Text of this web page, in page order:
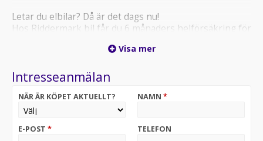
Letar du elbilar? Då är det dags nu!
Hos Riddermark bil får du 6 månaders helförsäkring för
Välj bland 700 leveransklara elbilar - Riddermark bil!
Riddermark Bil har Sveriges NÖJDASTE kunder enligt
*YTM69D* *Vi tar emot alla inbyten och erbjuder
hemleverans i hela Sverige!*
Köp din drömbil hos Riddermark Bil Järfälla! 08-572 142
Visa mer
Intresseanmälan
NÄR ÄR KÖPET AKTUELLT? NAMN *
E-POST * TELEFON